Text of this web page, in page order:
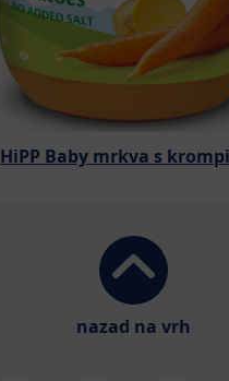
HiPP Baby mrkva s
nazad na vrh